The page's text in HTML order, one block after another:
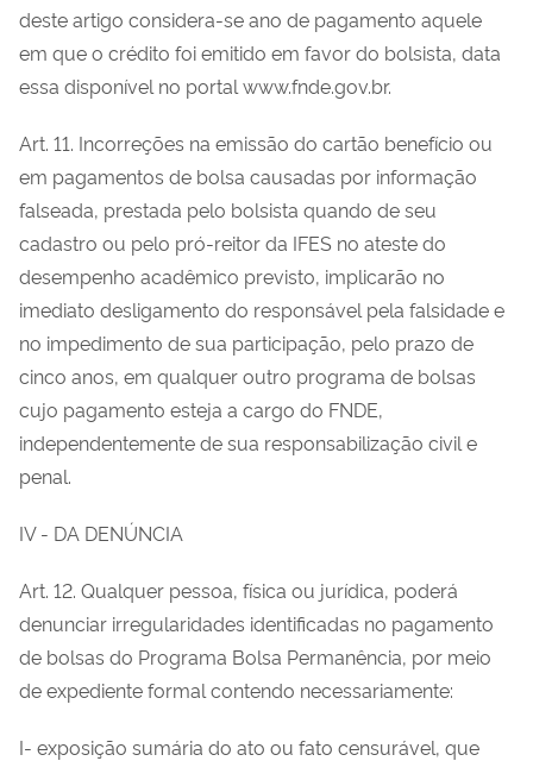
deste artigo considera-se ano de pagamento aquele
em que o crédito foi emitido em favor do bolsista, data
essa disponível no portal www.fnde.gov.br.
Art. 11. Incorreções na emissão do cartão benefício ou
em pagamentos de bolsa causadas por informação
falseada, prestada pelo bolsista quando de seu
cadastro ou pelo pró-reitor da IFES no ateste do
desempenho acadêmico previsto, implicarão no
imediato desligamento do responsável pela falsidade e
no impedimento de sua participação, pelo prazo de
cinco anos, em qualquer outro programa de bolsas
cujo pagamento esteja a cargo do FNDE,
independentemente de sua responsabilização civil e
penal.
IV - DA DENÚNCIA
Art. 12. Qualquer pessoa, física ou jurídica, poderá
denunciar irregularidades identificadas no pagamento
de bolsas do Programa Bolsa Permanência, por meio
de expediente formal contendo necessariamente:
I- exposição sumária do ato ou fato censurável, que